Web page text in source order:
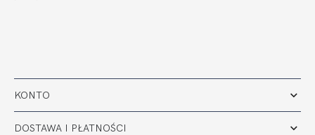
KONTO
DOSTAWA I PŁATNOŚCI